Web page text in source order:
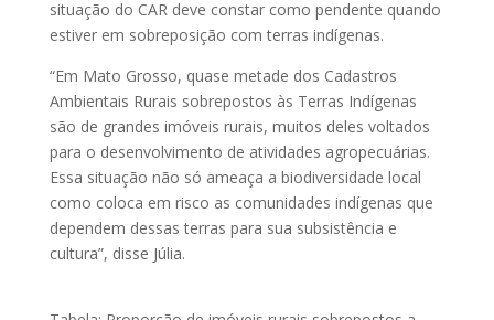
situação do CAR deve constar como pendente quando
estiver em sobreposição com terras indígenas.
“Em Mato Grosso, quase metade dos Cadastros
Ambientais Rurais sobrepostos às Terras Indígenas
são de grandes imóveis rurais, muitos deles voltados
para o desenvolvimento de atividades agropecuárias.
Essa situação não só ameaça a biodiversidade local
como coloca em risco as comunidades indígenas que
dependem dessas terras para sua subsistência e
cultura”, disse Júlia.